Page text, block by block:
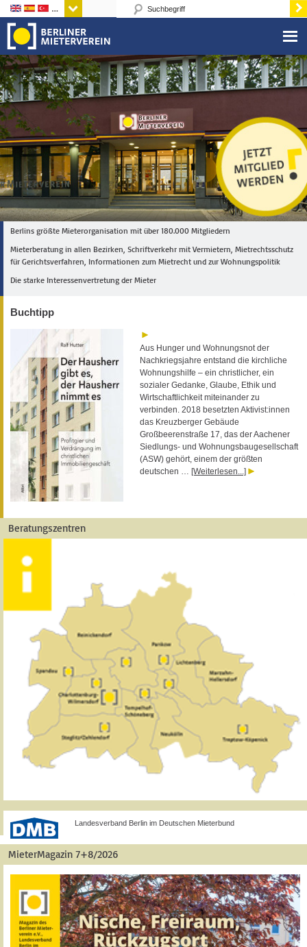
Sprachen
Berlins größte Mieterorganisation mit über 180.000 Mitgliedern
Mieterberatung in allen Bezirken, Schriftverkehr mit Vermietern, Mietrechtsschutz
für Gerichtsverfahren, Informationen zum Mietrecht und zur Wohnungspolitik
Die starke Interessenvertretung der Mieter
Buchtipp
Aus Hunger und Wohnungsnot der
Nachkriegsjahre entstand die kirchliche
Wohnungshilfe – ein christlicher, ein
sozialer Gedanke, Glaube, Ethik und
Wirtschaftlichkeit miteinander zu
verbinden. 2018 besetzten Aktivist:innen
das Kreuzberger Gebäude
Großbeerenstraße 17, das der Aachener
Siedlungs- und Wohnungsbaugesellschaft
(ASW) gehört, einem der größten
deutschen … [Weiterlesen...]
Beratungszentren
Landesverband Berlin im Deutschen Mieterbund
MieterMagazin 7+8/2026